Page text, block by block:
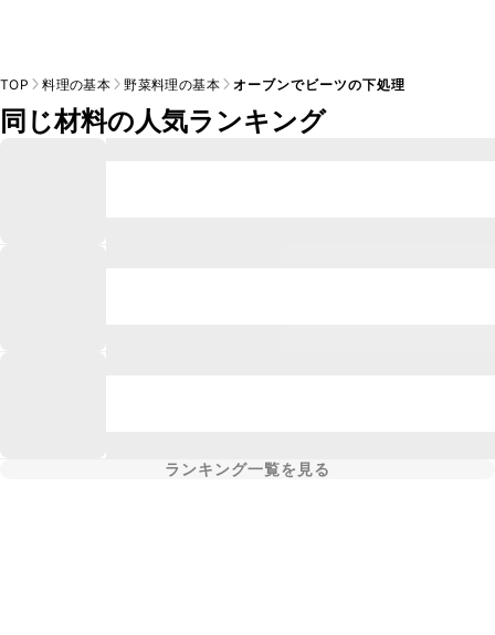
TOP 料理の基本 野菜料理の基本 オーブンでビーツの下処理
同じ材料の人気ランキング
ランキング一覧を見る